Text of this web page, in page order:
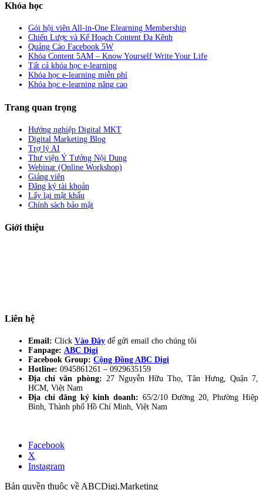
Khóa học
Gói hội viên All-in-One Elearning Membership
Chiến Lược và Kế Hoạch Content Đa Kênh
Quảng Cáo Facebook 5W
Khóa Content 5AM – Know Yourself Write Your Life
Tất cả khóa học e-learning
Khóa học e-learning miễn phí
Khóa học e-learning nâng cao
Trang quan trọng
Hướng nghiệp Digital MKT
Digital Marketing Blog
Trợ lý AI
Thư viện Ý Tưởng Nội Dung
Webinar (Online Workshop)
Giảng viên
Đăng ký tài khoản
Lấy lại mật khẩu
Chính sách bảo mật
Giới thiệu
Liên hệ
Email: Click Vào Đây để gửi email cho chúng tôi
Fanpage: ABC Digi
Facebook Group: Cộng Đồng ABC Digi
Hotline: 0945861261 – 0929635159
Địa chỉ văn phòng: 27 Nguyễn Hữu Thọ, Tân Hưng, Quận 7,
HCM, Việt Nam
Địa chỉ đăng ký kinh doanh: 65/2/10 Đường 20, Phường Hiệp
Bình, Thành phố Hồ Chí Minh, Việt Nam
Facebook
X
Instagram
Bản quyền thuộc về ABCDigi.Marketing